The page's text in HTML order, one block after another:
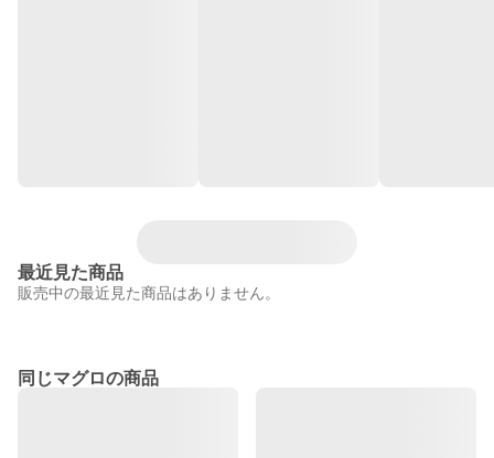
最近見た商品
販売中の最近見た商品はありません。
同じマグロの商品